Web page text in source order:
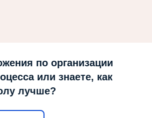
по организации
или знаете, как
лучше?